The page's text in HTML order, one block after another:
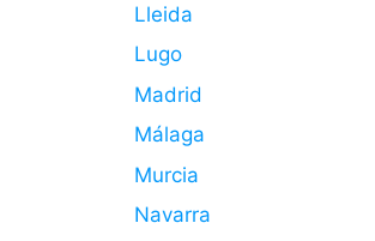
Lleida
Lugo
Madrid
Málaga
Murcia
Navarra